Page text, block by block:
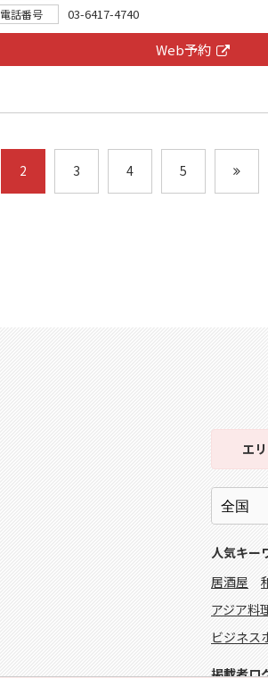
電話番号 03-6417-4740
Web予約
2 3 4 5
エ
人気キー
居酒屋
アジア料
ビジネス
掲載者ロ